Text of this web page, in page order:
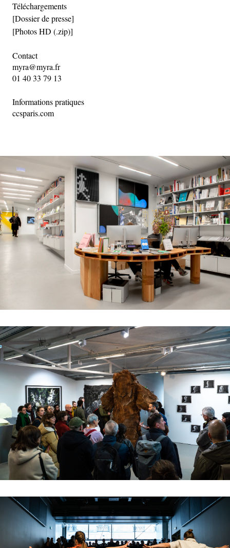
Téléchargements
[Dossier de presse]
[Photos HD (.zip)]
Contact
myra@myra.fr
01 40 33 79 13
Informations pratiques
ccsparis.com